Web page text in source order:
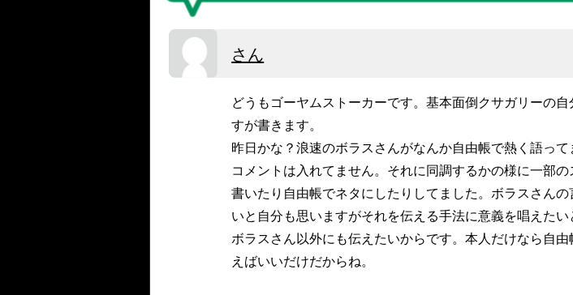
さん
どうもゴーヤムストーカーです。基本面倒クサガリーの
すが書きます。
昨日かな？浪速のボラスさんがなんか自由帳で熱く語っ
コメントは入れてません。それに同調するかの様に一部
書いたり自由帳でネタにしたりしてました。ボラスさん
いと自分も思いますがそれを伝える手法に意義を唱えた
ボラスさん以外にも伝えたいからです。本人だけなら自
えばいいだけだからね。